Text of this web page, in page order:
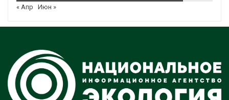
« Апр
Июн »